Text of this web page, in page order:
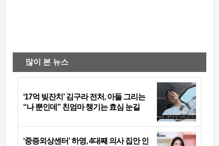
많이 본 뉴스
‘17억 빚잔치’ 김구라 전처, 아들 그리는
“나 뿐인데” 친엄마 챙기는 효심 눈길
‘중증외상센터’ 하영, 4대째 의사 집안 인